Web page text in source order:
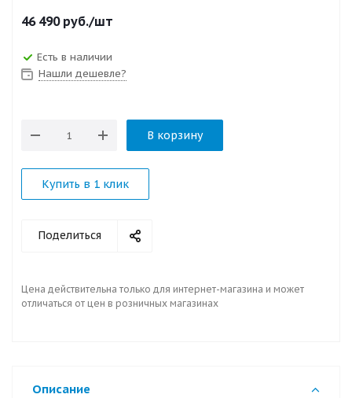
46 490руб./шт
Есть в наличии
Нашли дешевле?
В корзину
Купить в 1 клик
Поделиться
Цена действительна только для интернет-магазина и может
отличаться от цен в розничных магазинах
Описание